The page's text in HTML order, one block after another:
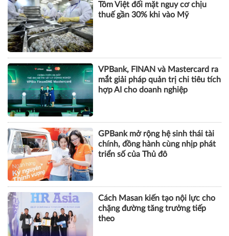
Tôm Việt đối mặt nguy cơ chịu
thuế gần 30% khi vào Mỹ
VPBank, FINAN và Mastercard ra
mắt giải pháp quản trị chi tiêu tích
hợp AI cho doanh nghiệp
GPBank mở rộng hệ sinh thái tài
chính, đồng hành cùng nhịp phát
triển số của Thủ đô
Cách Masan kiến tạo nội lực cho
chặng đường tăng trưởng tiếp
theo